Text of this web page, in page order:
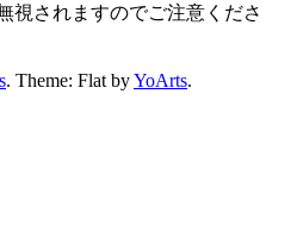
視されますのでご注意くださ
. Theme: Flat byYoArts.